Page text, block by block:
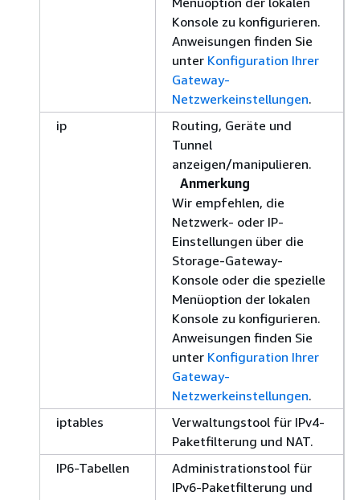
Konsole zu konfigurieren.
Anweisungen finden Sie
unter Konfiguration Ihrer
Gateway-
Netzwerkeinstellungen.
ip
Routing, Geräte und
Tunnel
anzeigen/manipulieren.
Anmerkung
Wir empfehlen, die
Netzwerk- oder IP-
Einstellungen über die
Storage-Gateway-
Konsole oder die spezielle
Menüoption der lokalen
Konsole zu konfigurieren.
Anweisungen finden Sie
unter Konfiguration Ihrer
Gateway-
Netzwerkeinstellungen.
iptables
Verwaltungstool für IPv4-
Paketfilterung und NAT.
IP6-Tabellen
Administrationstool für
IPv6-Paketfilterung und